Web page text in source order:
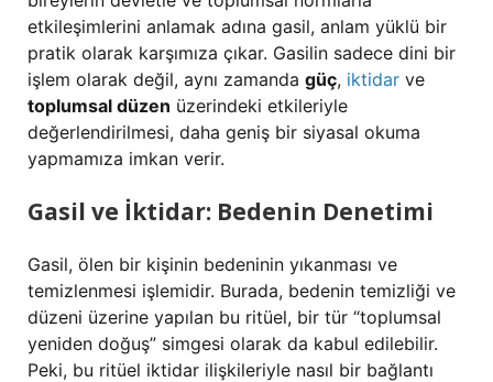
etkileşimlerini anlamak adına gasil, anlam yüklü bir
pratik olarak karşımıza çıkar. Gasilin sadece dini bir
işlem olarak değil, aynı zamanda güç, iktidar ve
toplumsal düzen üzerindeki etkileriyle
değerlendirilmesi, daha geniş bir siyasal okuma
yapmamıza imkan verir.
Gasil ve İktidar: Bedenin Denetimi
Gasil, ölen bir kişinin bedeninin yıkanması ve
temizlenmesi işlemidir. Burada, bedenin temizliği ve
düzeni üzerine yapılan bu ritüel, bir tür “toplumsal
yeniden doğuş” simgesi olarak da kabul edilebilir.
Peki, bu ritüel iktidar ilişkileriyle nasıl bir bağlantı